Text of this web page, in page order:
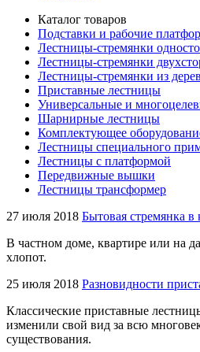
Каталог товаров
Подставки и рабочие
Лестницы-стремянки
Лестницы-стремянки
Лестницы-стремянки из
Приставные лестницы
Универсальные и
Шарнирные лестницы
Комплектующее
Лестницы специального
Лестницы с платформой
Передвижные вышки
Лестницы трансформер
27 июля 2018 Бытовая стремянка
В частном доме, квартире или на
хлопот.
25 июля 2018 Разновидности
Классические приставные
изменили свой вид за всю
существования.